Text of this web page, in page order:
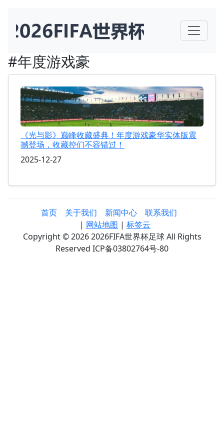
#年度游戏豪
《光与影》巅峰收藏盛典！年度游戏豪华实体版震
撼登场，收藏控们不容错过！
2025-12-27
首页 关于我们 新闻中心
联系我们
| 网站地图 | 标签云
Copyright © 2026 2026FIFA世界杯足球 All Rights
Reserved ICP备03802764号-80